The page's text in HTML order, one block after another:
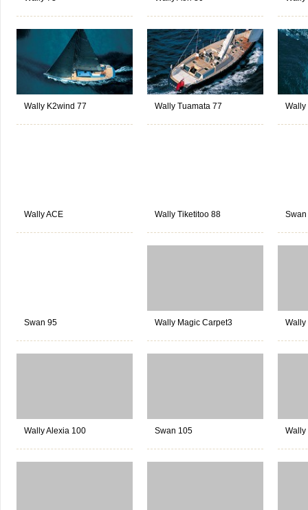
Wally K2wind 77 Wally Tuamata 77 Wally
Wally ACE Wally Tiketitoo 88
Swan 95 Wally Magic Carpet3 Wally
Wally Alexia 100 Swan 105 Wally